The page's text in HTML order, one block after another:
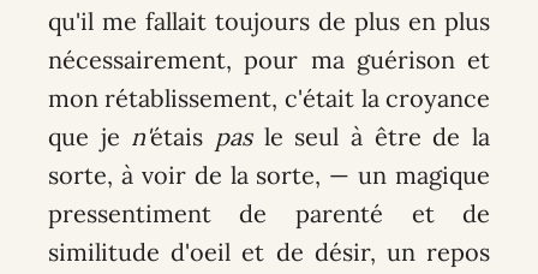
qu'il me fallait toujours de plus en plus
nécessairement, pour ma guérison et
mon rétablissement, c'était la croyance
que je n'étais pasle seul à être de la
sorte, à voir de la sorte, — un magique
pressentiment de parenté et de
similitude d'oeil et de désir, un repos